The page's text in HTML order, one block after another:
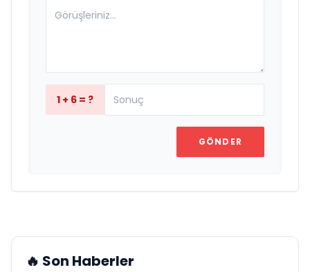
1 + 6 = ?
GÖNDER
🔥 Son Haberler